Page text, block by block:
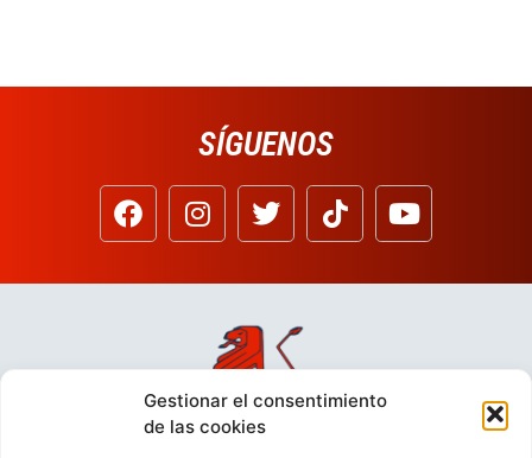
Gestionar el consentimiento
de las cookies
SÍGUENOS